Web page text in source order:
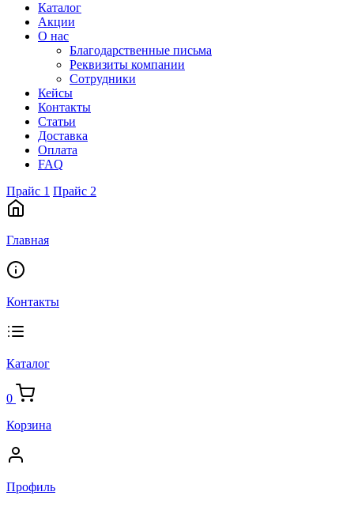
Каталог
Акции
О нас
Благодарственные письма
Реквизиты компании
Сотрудники
Кейсы
Контакты
Статьи
Доставка
Оплата
FAQ
Прайс 1 Прайс 2
Главная
Контакты
Каталог
0
Корзина
Профиль